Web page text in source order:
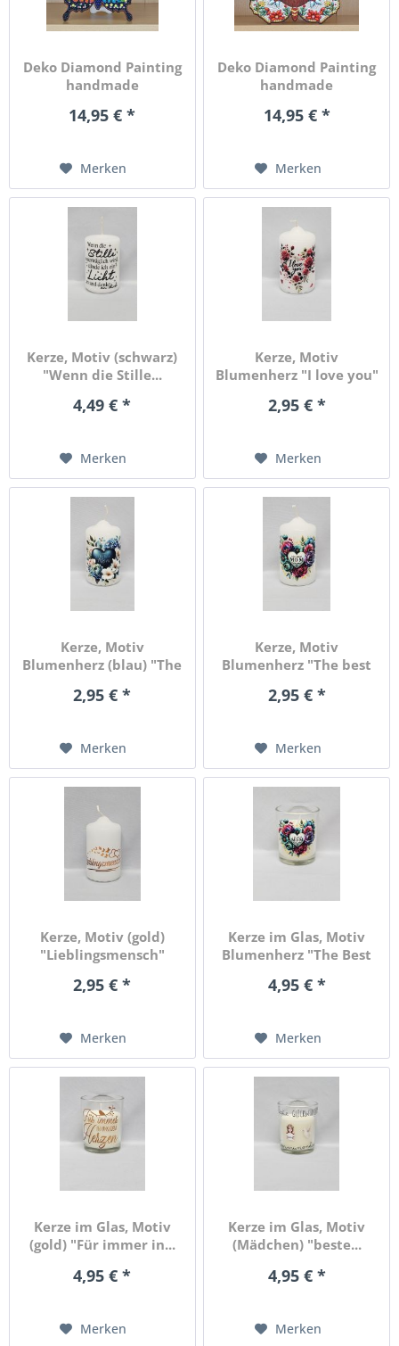
Deko Diamond Painting
handmade
14,95 € *
Merken
Deko Diamond Painting
handmade
14,95 € *
Merken
Kerze, Motiv (schwarz)
"Wenn die Stille...
4,49 € *
Merken
Kerze, Motiv
Blumenherz "I love you"
2,95 € *
Merken
Kerze, Motiv
Blumenherz (blau) "The
2,95 € *
Merken
Kerze, Motiv
Blumenherz "The best
2,95 € *
Merken
Kerze, Motiv (gold)
"Lieblingsmensch"
2,95 € *
Merken
Kerze im Glas, Motiv
Blumenherz "The Best
4,95 € *
Merken
Kerze im Glas, Motiv
(gold) "Für immer in...
4,95 € *
Merken
Kerze im Glas, Motiv
(Mädchen) "beste...
4,95 € *
Merken